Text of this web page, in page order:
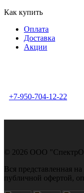
Как купить
Оплата
Доставка
Акции
+7-950-704-12-22
© 2026 ООО
Вся представленная
публичной офертой,